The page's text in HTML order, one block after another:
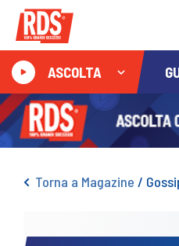
ASCOLTA
Torna a Magazine /